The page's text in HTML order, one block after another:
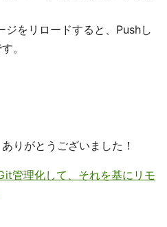
をリロードすると、Pushし
。
りがとうございました！
管理化して、それを基にリモ